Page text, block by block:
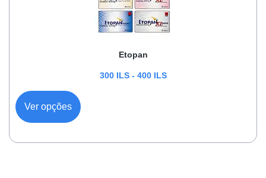
Etopan
300 ILS - 400 ILS
Ver opções